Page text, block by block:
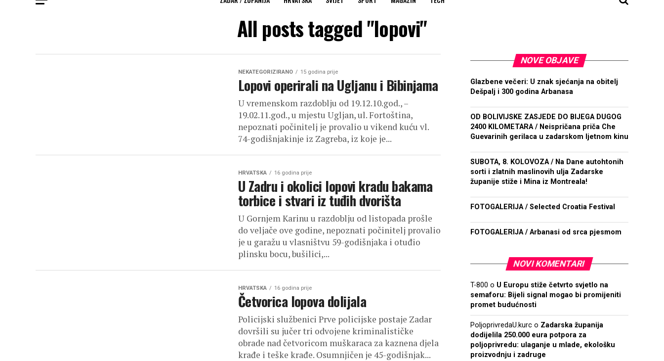
All posts tagged "lopovi"
NEKATEGORIZIRANO 15 godina prije
Lopovi operirali na Ugljanu i Bibinjama
U vremenskom razdoblju od 19.12.10.god., –
19.02.11.god., u mjestu Ugljan, ul. Fortoština,
nepoznati počinitelj je provalio u vikend kuću vl.
74-godišnjakinje iz Zagreba, iz koje je...
HRVATSKA 16 godina prije
U Zadru i okolici lopovi kradu bakama
torbice i stvari iz tuđih dvorišta
U Gornjem Karinu u razdoblju od listopada prošle
do veljače ove godine, nepoznati počinitelj provalio
je u garažu u vlasništvu 59-godišnjaka i otuđio
plinsku bocu, bušilici,...
HRVATSKA 16 godina prije
Četvorica lopova dolijala
Policijski službenici Prve policijske postaje Zadar
dovršili su jučer tri odvojene kriminalističke
obrade nad četvoricom muškaraca za kaznena djela
krađe i teške krađe. Osumnjičen je 45-godišnjak...
NOVE OBJAVE
Glazbene večeri: U znak sjećanja na obitelj
Dešpalj i 300 godina Arbanasa
OD BOLIVIJSKE ZASJEDE DO BIJEGA DUGOG
2400 KILOMETARA / Neispričana priča Che
Guevarinih gerilaca u zadarskom ljetnom kinu
SUBOTA, 8. KOLOVOZA / Na Dane autohtonih
sorti i zlatnih maslinovih ulja Zadarske
županije stiže i Mina iz Montreala!
FOTOGALERIJA / Selected Croatia Festival
FOTOGALERIJA / Arbanasi od srca pjesmom
NOVI KOMENTARI
T-800 o U Europu stiže četvrto svjetlo na
semaforu: Bijeli signal mogao bi promijeniti
promet budućnosti
PoljoprivredaU.kurc o Zadarska županija
dodijelila 250.000 eura potpora za
poljoprivredu: ulaganje u mlade, ekološku
proizvodnju i zadruge